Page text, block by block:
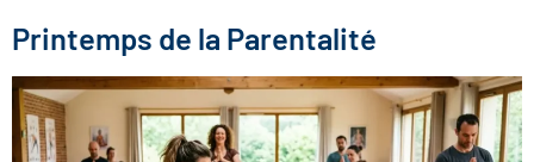
Printemps de la Parentalité